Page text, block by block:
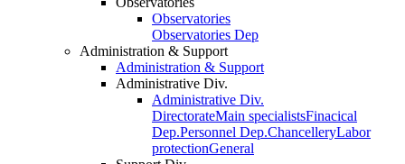
Observatories
Observatories Dep
Administration & Support
Administration & Support
Administrative Div.
Administrative Div.
DirectorateMain specialistsFinacical
Dep.Personnel Dep.ChancelleryLabor
protectionGeneral